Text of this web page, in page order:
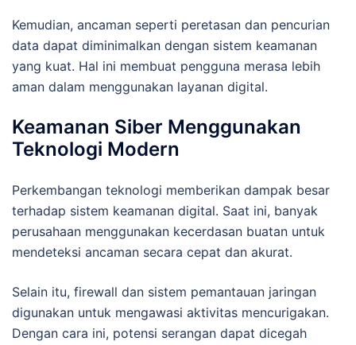
Kemudian, ancaman seperti peretasan dan pencurian
data dapat diminimalkan dengan sistem keamanan
yang kuat. Hal ini membuat pengguna merasa lebih
aman dalam menggunakan layanan digital.
Keamanan Siber Menggunakan
Teknologi Modern
Perkembangan teknologi memberikan dampak besar
terhadap sistem keamanan digital. Saat ini, banyak
perusahaan menggunakan kecerdasan buatan untuk
mendeteksi ancaman secara cepat dan akurat.
Selain itu, firewall dan sistem pemantauan jaringan
digunakan untuk mengawasi aktivitas mencurigakan.
Dengan cara ini, potensi serangan dapat dicegah